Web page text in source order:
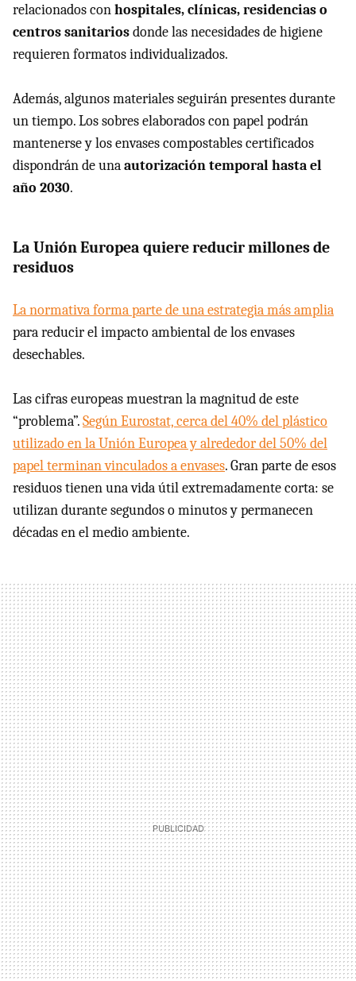
relacionados conhospitales, clínicas, residencias o
centros sanitariosdonde las necesidades de higiene
requieren formatos individualizados.
Además, algunos materiales seguirán presentes durante
un tiempo. Los sobres elaborados con papel podrán
mantenerse y los envases compostables certificados
dispondrán de unaautorización temporal hasta el
año 2030.
La Unión Europea quiere reducir millones de
residuos
La normativa forma parte de una estrategia más amplia
para reducir el impacto ambiental de los envases
desechables.
Las cifras europeas muestran la magnitud de este
“problema”.Según Eurostat, cerca del 40% del plástico
utilizado en la Unión Europea y alrededor del 50% del
papel terminan vinculados a envases. Gran parte de esos
residuos tienen una vida útil extremadamente corta: se
utilizan durante segundos o minutos y permanecen
décadas en el medio ambiente.